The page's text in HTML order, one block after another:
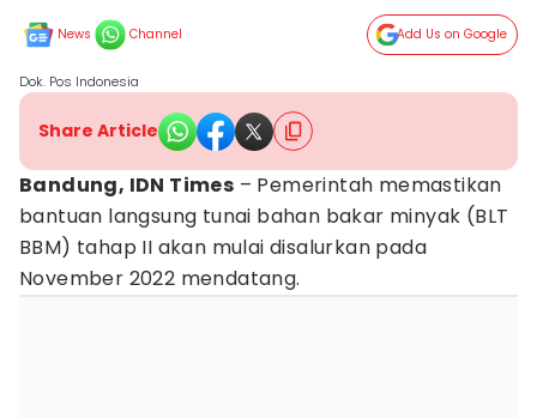
News Channel Add Us on Google
Dok. Pos Indonesia
Share Article
Bandung, IDN Times – Pemerintah memastikan
bantuan langsung tunai bahan bakar minyak (BLT
BBM) tahap II akan mulai disalurkan pada
November 2022 mendatang.